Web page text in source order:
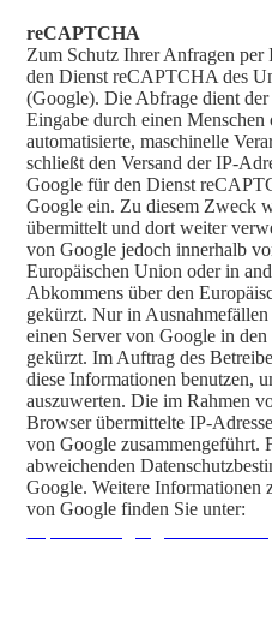
reCAPTCHA
Zum Schutz Ihrer Anfragen
den Dienst reCAPTCHA des
(Google). Die Abfrage dient
Eingabe durch einen
automatisierte, maschinelle
schließt den Versand der IP-
Google für den Dienst
Google ein. Zu diesem Zweck
übermittelt und dort weiter
von Google jedoch innerhalb
Europäischen Union oder in
Abkommens über den
gekürzt. Nur in
einen Server von Google in
gekürzt. Im Auftrag des
diese Informationen benutzen,
auszuwerten. Die im Rahmen
Browser übermittelte IP-
von Google zusammengeführt.
abweichenden
Google. Weitere Informationen
von Google finden Sie unter: